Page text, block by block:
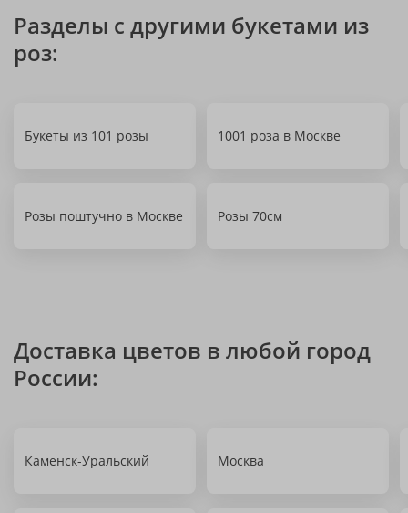
Разделы с другими букетами из
роз:
Букеты из 101 розы 1001 роза в Москве
Розы поштучно в Москве Розы 70см
Доставка цветов в любой город
России:
Каменск-Уральский Москва